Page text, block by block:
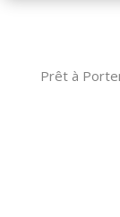
Prêt à